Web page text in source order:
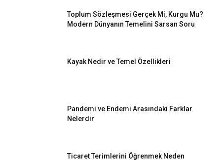
Toplum Sözleşmesi Gerçek Mi, Kurgu Mu?
Modern Dünyanın Temelini Sarsan Soru
Kayak Nedir ve Temel Özellikleri
Pandemi ve Endemi Arasındaki Farklar
Nelerdir
Ticaret Terimlerini Öğrenmek Neden